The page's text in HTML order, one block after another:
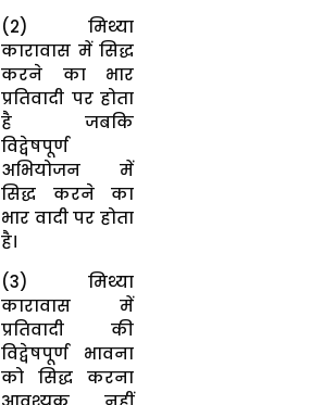
(2) मिथ्या
कारावास में सिद्ध
करने का भार
प्रतिवादी पर होता
है जबकि
विद्वेषपूर्ण
अभियोजन में
सिद्ध करने का
भार वादी पर होता
है।
(3) मिथ्या
कारावास में
प्रतिवादी की
विद्वेषपूर्ण भावना
को सिद्ध करना